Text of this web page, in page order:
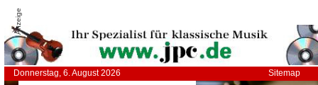
Anzeige
Donnerstag, 6. August 2026 Sitemap